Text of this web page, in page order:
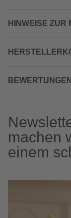
HINWEISE ZUR
BEWERTUNGEN
machen
einem